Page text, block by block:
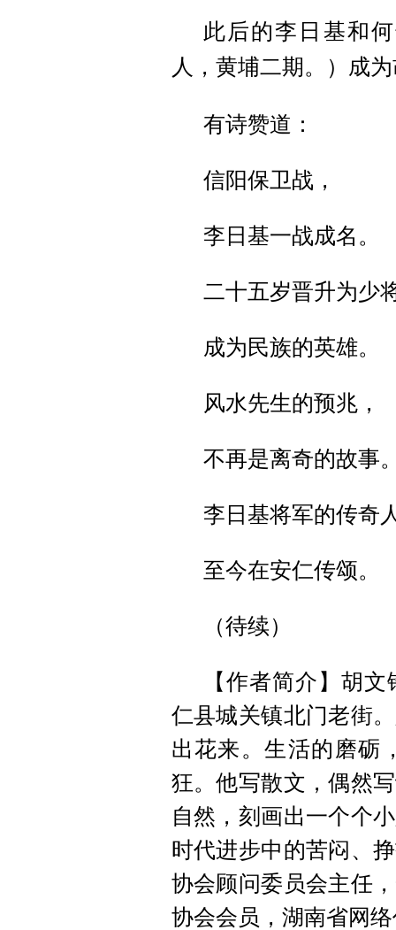
此后的李日基和
人，黄埔二期。）成
有诗赞道：
信阳保卫战，
李日基一战成名。
二十五岁晋升为少
成为民族的英雄。
风水先生的预兆，
不再是离奇的故事
李日基将军的传奇
至今在安仁传颂。
（待续）
【作者简介】胡
仁县城关镇北门老街
出花来。生活的磨砺
狂。他写散文，偶然
自然，刻画出一个个
时代进步中的苦闷、
协会顾问委员会主任
协会会员，湖南省网